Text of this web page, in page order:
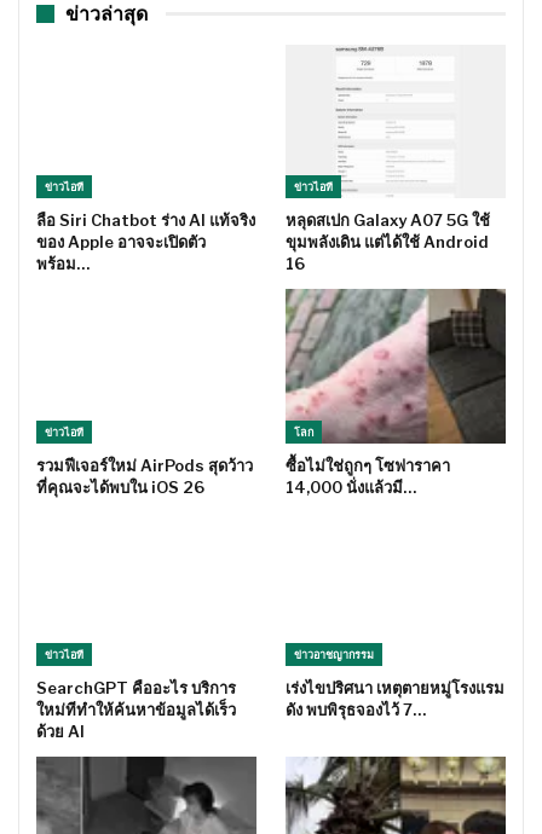
ข่าวล่าสุด
ข่าวไอที
ลือ Siri Chatbot ร่าง AI แท้จริง
ของ Apple อาจจะเปิดตัว
พร้อม…
ข่าวไอที
หลุดสเปก Galaxy A07 5G ใช้
ขุมพลังเดิน แต่ได้ใช้ Android
16
ข่าวไอที
รวมฟีเจอร์ใหม่ AirPods สุดว้าว
ที่คุณจะได้พบใน iOS 26
โลก
ซื้อไม่ใช่ถูกๆ โซฟาราคา
14,000 นั่งแล้วมี…
ข่าวไอที
SearchGPT คืออะไร บริการ
ใหม่ทีทำให้ค้นหาข้อมูลได้เร็ว
ด้วย AI
ข่าวอาชญากรรม
เร่งไขปริศนา เหตุตายหมู่โรงแรม
ดัง พบพิรุธจองไว้ 7…